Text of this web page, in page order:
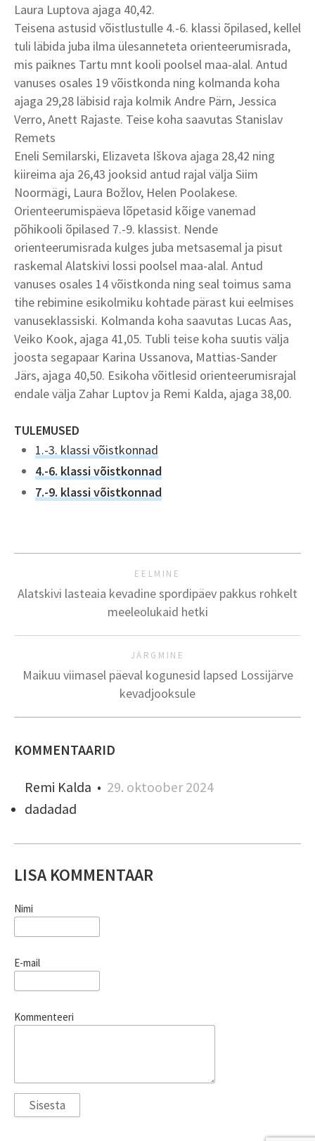
Laura Luptova ajaga 40,42.
Teisena astusid võistlustulle 4.-6. klassi õpilased, kellel
tuli läbida juba ilma ülesanneteta orienteerumisrada,
mis paiknes Tartu mnt kooli poolsel maa-alal. Antud
vanuses osales 19 võistkonda ning kolmanda koha
ajaga 29,28 läbisid raja kolmik Andre Pärn, Jessica
Verro, Anett Rajaste. Teise koha saavutas Stanislav
Remets
Eneli Semilarski, Elizaveta Iškova ajaga 28,42 ning
kiireima aja 26,43 jooksid antud rajal välja Siim
Noormägi, Laura Božlov, Helen Poolakese.
Orienteerumispäeva lõpetasid kõige vanemad
põhikooli õpilased 7.-9. klassist. Nende
orienteerumisrada kulges juba metsasemal ja pisut
raskemal Alatskivi lossi poolsel maa-alal. Antud
vanuses osales 14 võistkonda ning seal toimus sama
tihe rebimine esikolmiku kohtade pärast kui eelmises
vanuseklassiski. Kolmanda koha saavutas Lucas Aas,
Veiko Kook, ajaga 41,05. Tubli teise koha suutis välja
joosta segapaar Karina Ussanova, Mattias-Sander
Järs, ajaga 40,50. Esikoha võitlesid orienteerumisrajal
endale välja Zahar Luptov ja Remi Kalda, ajaga 38,00.
TULEMUSED
1.-3. klassi võistkonnad
4.-6. klassi võistkonnad
7.-9. klassi võistkonnad
EELMINE
Alatskivi lasteaia kevadine spordipäev pakkus rohkelt
meeleolukaid hetki
JÄRGMINE
Maikuu viimasel päeval kogunesid lapsed Lossijärve
kevadjooksule
KOMMENTAARID
Remi Kalda • 29. oktoober 2024
dadadad
LISA KOMMENTAAR
Nimi
E-mail
Kommenteeri